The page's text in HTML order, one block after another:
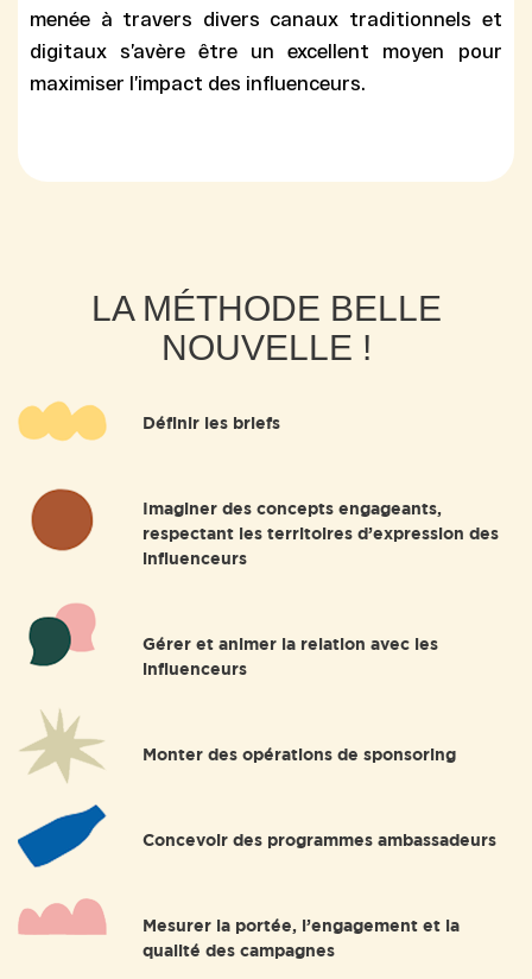
menée à travers divers canaux traditionnels et
digitaux s’avère être un excellent moyen pour
maximiser l’impact des influenceurs.
LA MÉTHODE BELLE
NOUVELLE !
Définir les briefs
Imaginer des concepts engageants,
respectant les territoires d’expression des
influenceurs
Gérer et animer la relation avec les
influenceurs
Monter des opérations de sponsoring
Concevoir des programmes ambassadeurs
Mesurer la portée, l’engagement et la
qualité des campagnes